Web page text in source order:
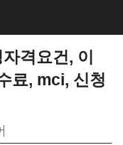
격요건, 이
료, mci, 신청